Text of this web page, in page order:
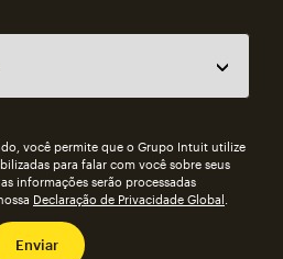
você permite que o Grupo Intuit utilize
para falar com você sobre seus
informações serão processadas
Declaração de Privacidade Global